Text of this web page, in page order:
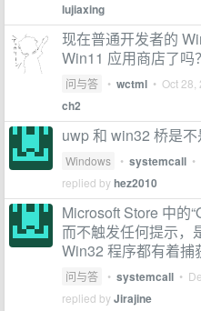
lujiaxing
现在普通开发者的
Win11 应用商店了吗？
问与答 • wctml • Oct 28,
ch2
uwp 和 win32 桥是不
Windows • systemcall •
replied byhez2010
Microsoft Store 中的
而不触发任何提示，
Win32 程序都有着捕
问与答 • systemcall •
replied byJirajine